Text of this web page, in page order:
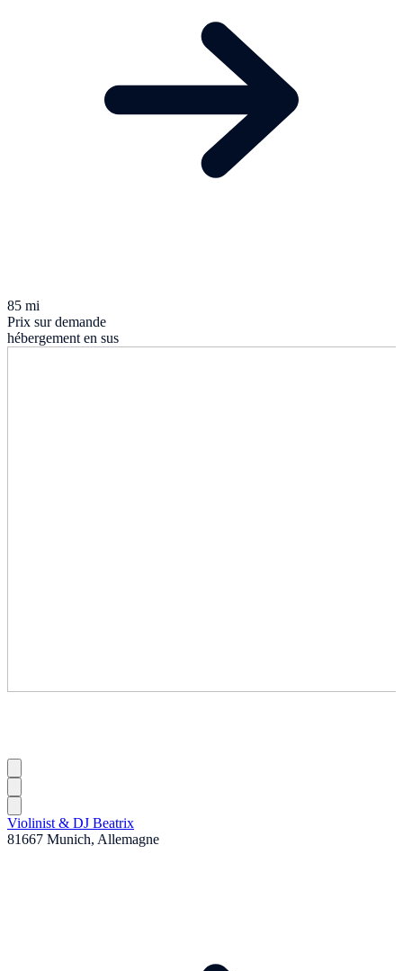
85 mi
Prix sur demande
hébergement en sus
Violinist & DJ Beatrix
81667 Munich, Allemagne